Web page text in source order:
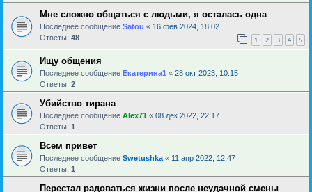
Мне сложно общаться с людьми, я осталась одна
Последнее сообщение Satou « 16 фев 2024, 18:02
Ответы: 48 1 2 3 4 5
Ищу общения
Последнее сообщение Екатерина1 « 28 окт 2023, 10:15
Ответы: 2
Убийство тирана
Последнее сообщение Alex71 « 08 дек 2022, 22:17
Ответы: 1
Всем привет
Последнее сообщение Swetushka « 11 апр 2022, 12:47
Ответы: 1
Перестал радоваться жизни после неудачной смены